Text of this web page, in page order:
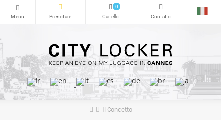
0
Il Concetto